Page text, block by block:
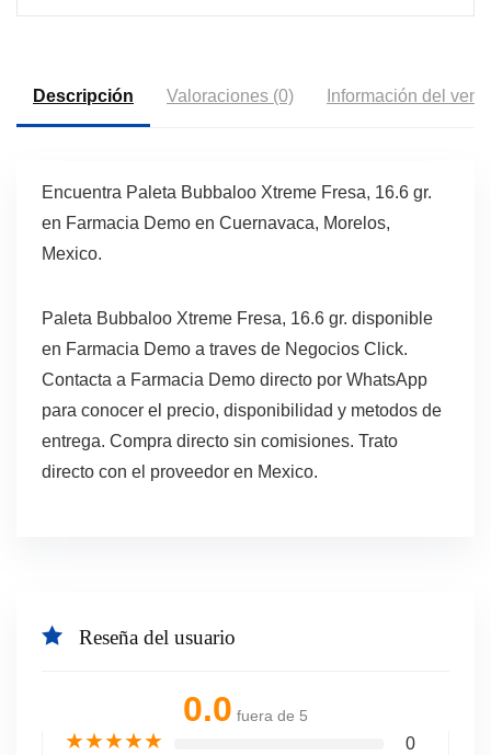
Descripción Valoraciones (0) Información del
Encuentra Paleta Bubbaloo Xtreme Fresa, 16.6 gr.
en Farmacia Demo en Cuernavaca, Morelos,
Mexico.
Paleta Bubbaloo Xtreme Fresa, 16.6 gr. disponible
en Farmacia Demo a traves de Negocios Click.
Contacta a Farmacia Demo directo por WhatsApp
para conocer el precio, disponibilidad y metodos de
entrega. Compra directo sin comisiones. Trato
directo con el proveedor en Mexico.
Reseña del usuario
0.0 fuera de 5
★★★★★ 0